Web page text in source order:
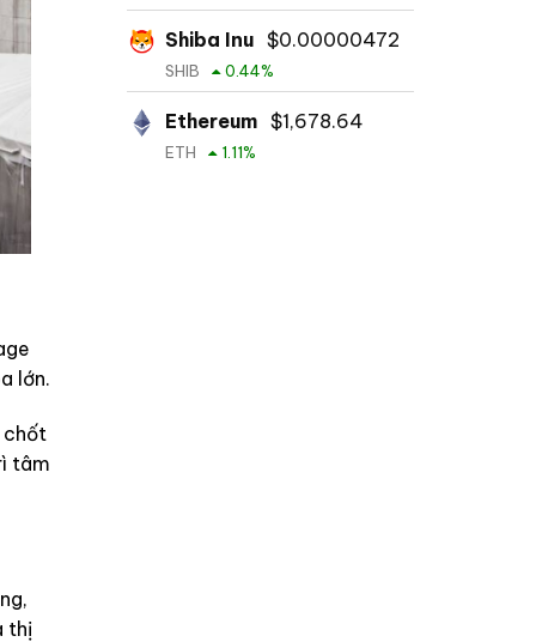
lớn.
chốt
tâm
thị
Shiba Inu $0.00000472
SHIB 0.44%
Ethereum $1,678.64
ETH 1.11%